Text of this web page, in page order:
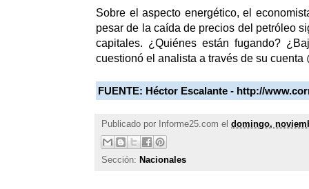
Sobre el aspecto energético, el
pesar de la caída de precios del petróleo
capitales. ¿Quiénes están fugando?
cuestionó el analista a través de su cuenta
FUENTE: Héctor Escalante - http://
Publicado por Informe25.com el domingo,
Sección: Nacionales